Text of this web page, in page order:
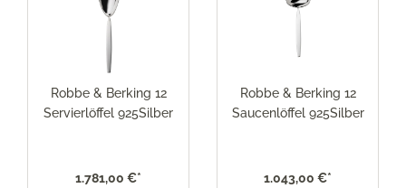
Robbe & Berking 12
Servierlöffel 925Silber
1.781,00 €*
Robbe & Berking 12
Saucenlöffel 925Silber
1.043,00 €*